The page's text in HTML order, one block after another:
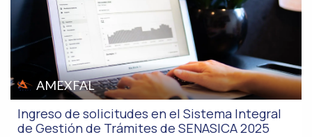
AMEXFAL
Ingreso de solicitudes en el Sistema Integral
de Gestión de Trámites de SENASICA 2025